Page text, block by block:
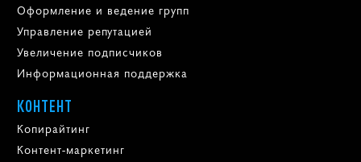
Оформление и ведение групп
Управление репутацией
Увеличение подписчиков
Информационная поддержка
КОНТЕНТ
Копирайтинг
Контент-маркетинг